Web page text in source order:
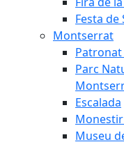
Festa de
Montserrat
Parc
Escalada
Museu